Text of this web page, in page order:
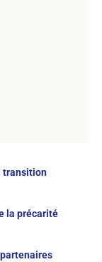
transition
la précarité